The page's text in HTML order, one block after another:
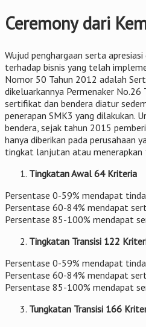
Ceremony dari
Wujud penghargaan serta
terhadap bisnis yang telah
Nomor 50 Tahun 2012 adalah
dikeluarkannya Permenaker No.26
sertifikat dan bendera diatur
penerapan SMK3 yang dilakukan.
bendera, sejak tahun 2015
hanya diberikan pada perusahaan
tingkat lanjutan atau menerapkan
Tingkatan Awal 64 Kriteria
Persentase 0-59% mendapat
Persentase 60-84% mendapat
Persentase 85-100% mendapat
Tingkatan Transisi 122
Persentase 0-59% mendapat
Persentase 60-84% mendapat
Persentase 85-100% mendapat
Tungkatan Transisi 166